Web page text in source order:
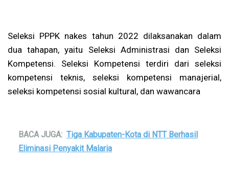
Seleksi PPPK nakes tahun 2022 dilaksanakan dalam
dua tahapan, yaitu Seleksi Administrasi dan Seleksi
Kompetensi. Seleksi Kompetensi terdiri dari seleksi
kompetensi teknis, seleksi kompetensi manajerial,
seleksi kompetensi sosial kultural, dan wawancara
BACA JUGA: Tiga Kabupaten-Kota di NTT Berhasil
Eliminasi Penyakit Malaria